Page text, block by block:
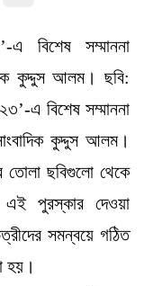
এ বিশেষ সম্মাননা
কুদ্দুস আলম। ছবি:
এ বিশেষ সম্মাননা
কুদ্দুস আলম।
তোলা ছবিগুলো থেকে
এই পুরস্কার দেওয়া
সমন্বয়ে গঠিত
হয়।